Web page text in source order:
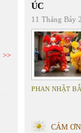
ÚC
11 Tháng Bảy
PHAN NHẬT
CÁM